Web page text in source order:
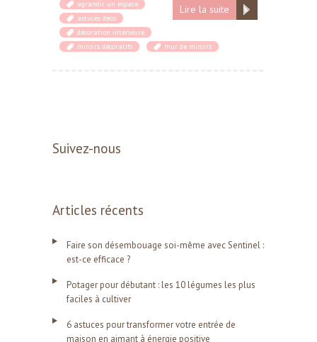
Lire la suite
agrandir un espace
astuces déco
décoration intérieure
miroirs décoratifs
mur de miroirs
Suivez-nous
Articles récents
Faire son désembouage soi-même avec Sentinel :
est-ce efficace ?
Potager pour débutant : les 10 légumes les plus
faciles à cultiver
6 astuces pour transformer votre entrée de
maison en aimant à énergie positive